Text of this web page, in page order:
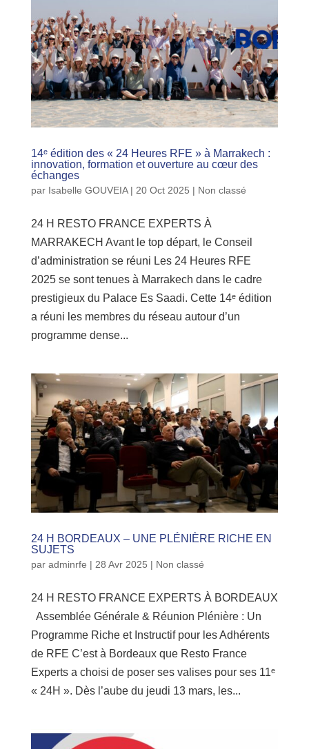
14ᵉ édition des « 24 Heures RFE » à Marrakech :
innovation, formation et ouverture au cœur des
échanges
par Isabelle GOUVEIA| 20 Oct 2025 | Non classé
24 H RESTO FRANCE EXPERTS À
MARRAKECH Avant le top départ, le Conseil
d’administration se réuni Les 24 Heures RFE
2025 se sont tenues à Marrakech dans le cadre
prestigieux du Palace Es Saadi. Cette 14ᵉ édition
a réuni les membres du réseau autour d’un
programme dense...
24 H BORDEAUX – UNE PLÉNIÈRE RICHE EN
SUJETS
par adminrfe | 28 Avr 2025 | Non classé
24 H RESTO FRANCE EXPERTS À BORDEAUX
Assemblée Générale & Réunion Plénière : Un
Programme Riche et Instructif pour les Adhérents
de RFE C’est à Bordeaux que Resto France
Experts a choisi de poser ses valises pour ses 11ᵉ
« 24H ». Dès l’aube du jeudi 13 mars, les...